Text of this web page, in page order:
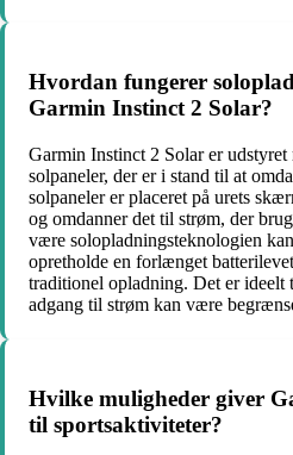
Hvordan fungerer
Garmin Instinct 2 Solar?
Garmin Instinct 2 Solar er udstyret
solpaneler, der er i stand til at
solpaneler er placeret på urets
og omdanner det til strøm, der
være solopladningsteknologien
opretholde en forlænget
traditionel opladning. Det er ideelt
adgang til strøm kan være
Hvilke muligheder giver
til sportsaktiviteter?